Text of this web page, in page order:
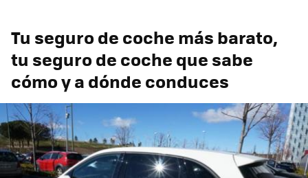
Tu seguro de coche más barato,
tu seguro de coche que sabe
cómo y a dónde conduces